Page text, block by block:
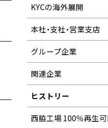
KYCの海外展開
本社・支社・営業支店
グループ企業
関連企業
ヒストリー
西脇工場 100％再生